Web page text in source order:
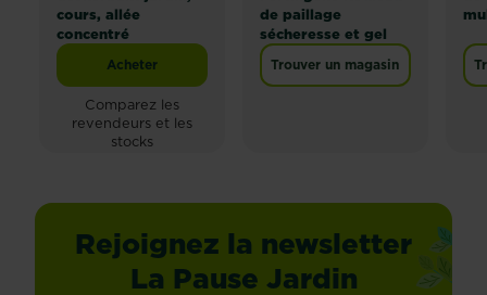
cours, allée
concentré
Acheter
Fertiligène désherbant jardin, cours, allée concentré
Comparez les
revendeurs et les
stocks
de paillage
sécheresse et gel
Trouver un magasin
Rejoignez la newsletter
La Pause Jardin